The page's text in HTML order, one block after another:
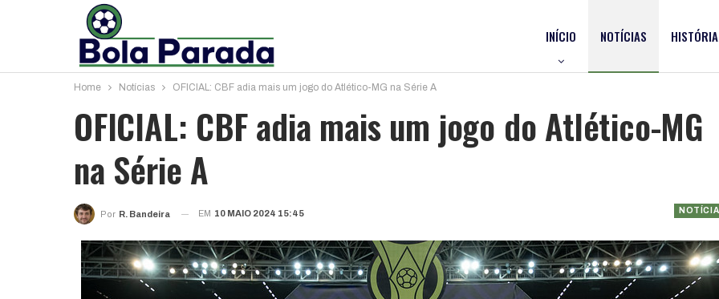
INÍCIO NOTÍCIAS HISTÓRIA
Home Notícias OFICIAL: CBF adia mais um jogo do Atlético-MG na Série A
OFICIAL: CBF adia mais um jogo do Atlético-MG
na Série A
Por R. Bandeira EM 10 MAIO 2024 15:45